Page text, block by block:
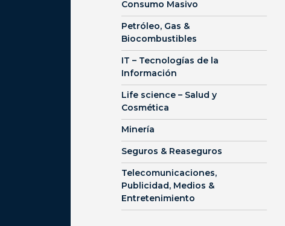
Consumo Masivo
Petróleo, Gas &
Biocombustibles
IT – Tecnologías de la
Información
Life science – Salud y
Cosmética
Minería
Seguros & Reaseguros
Telecomunicaciones,
Publicidad, Medios &
Entretenimiento